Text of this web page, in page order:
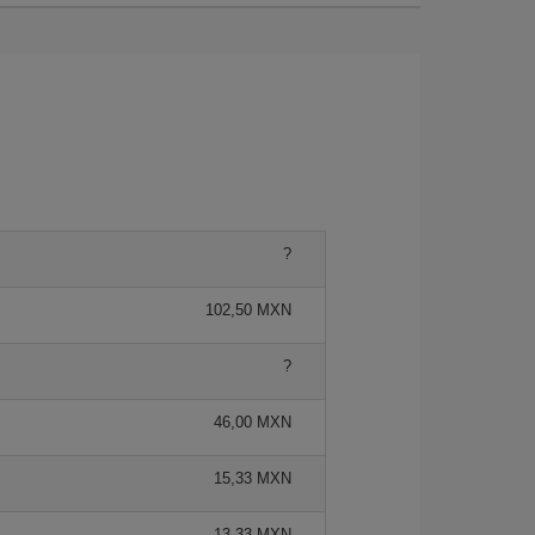
?
102,50 MXN
?
46,00 MXN
15,33 MXN